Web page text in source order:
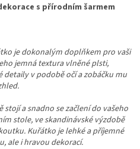
s přírodním šarmem
je dokonalým doplňkem pro vaši
jemná textura vlněné plsti,
v podobě očí a zobáčku mu
a snadno se začlení do vašeho
stole, ve skandinávské výzdobě
Kuřátko je lehké a příjemné
ale i hravou dekorací.